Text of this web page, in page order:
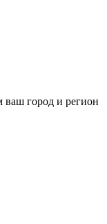
ваш город и регион